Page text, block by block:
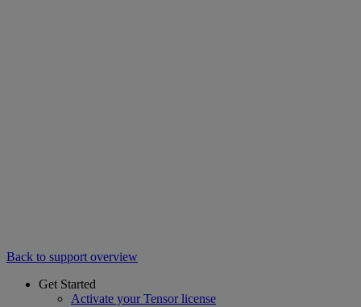
Back to support overview
Get Started
Activate your Tensor license